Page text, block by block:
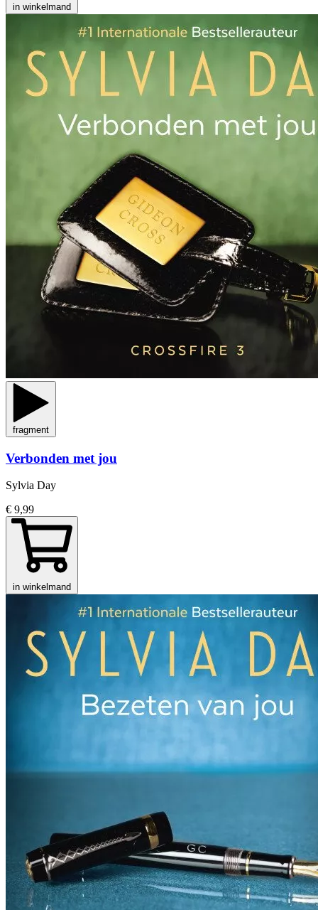
in winkelmand
fragment
Verbonden met jou
Sylvia Day
€ 9,99
in winkelmand